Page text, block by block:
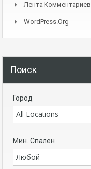
Лента Комментариев
WordPress.org
Поиск
Город
All Locations
Мин. Спален
Любой